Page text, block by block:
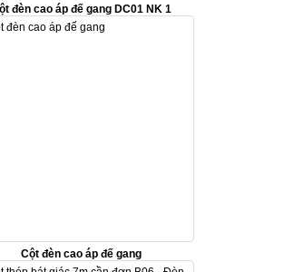
đèn cao áp đế gang DC01 NK 1
Cột đèn cao áp đế gang